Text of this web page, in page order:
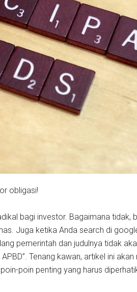
obligasi!
bagi investor. Bagaimana tidak,
Juga ketika Anda search di
pemerintah dan judulnya tidak
Tenang kawan, artikel ini
poin penting yang harus